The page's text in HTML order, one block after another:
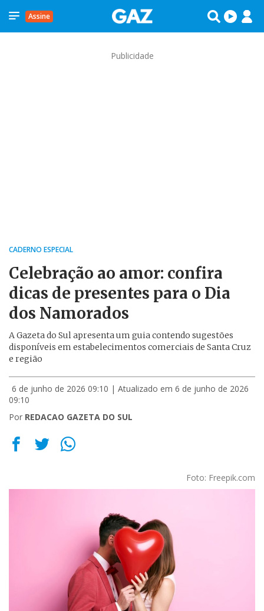
Assine
Publicidade
CADERNO ESPECIAL
Celebração ao amor: confira
dicas de presentes para o Dia
dos Namorados
A Gazeta do Sul apresenta um guia contendo sugestões
disponíveis em estabelecimentos comerciais de Santa Cruz
e região
6 de junho de 2026 09:10 | Atualizado em 6 de junho de 2026
09:10
Por REDACAO GAZETA DO SUL
Foto: Freepik.com